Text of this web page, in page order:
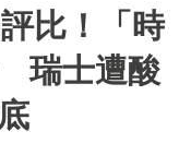
比！「時
瑞士遭酸
底